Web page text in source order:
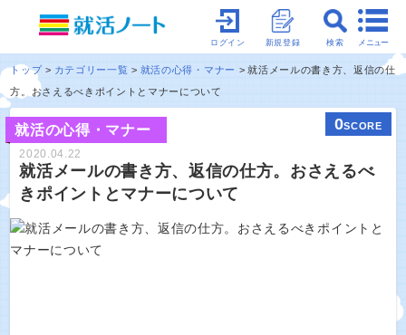
メニュー
検索
新規登録
ログイン
トップ カテゴリー一覧 就活の心得・マナー
就活メールの書き方、返信の仕
方。おさえるべきポイントとマナーについて
就活の心得・マナー 0SCORE
2020.04.22
就活メールの書き方、返信の仕方。おさえるべ
きポイントとマナーについて